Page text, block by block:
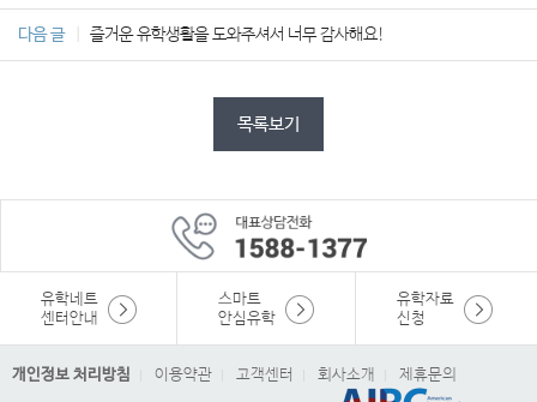
다음 글 즐거운 유학생활을 도와주셔서 너무 감사해요!
목록보기
유학네트
센터안내
스마트
안심유학
유학자료
신청
개인정보 처리방침 이용약관 고객센터 회사소개 제휴문의